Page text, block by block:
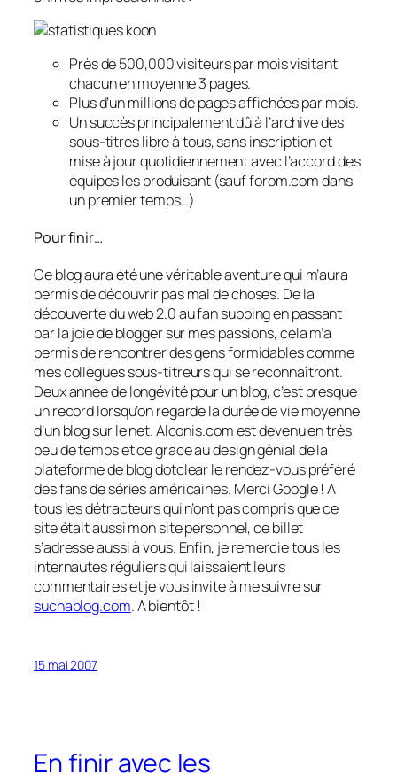
Près de 500,000 visiteurs par mois visitant
chacun en moyenne 3 pages.
Plus d’un millions de pages affichées par mois.
Un succès principalement dû à l’archive des
sous-titres libre à tous, sans inscription et
mise à jour quotidiennement avec l’accord des
équipes les produisant (sauf forom.com dans
un premier temps…)
Pour finir…
Ce blog aura été une véritable aventure qui m’aura
permis de découvrir pas mal de choses. De la
découverte du web 2.0 au fan subbing en passant
par la joie de blogger sur mes passions, cela m’a
permis de rencontrer des gens formidables comme
mes collègues sous-titreurs qui se reconnaîtront.
Deux année de longévité pour un blog, c’est presque
un record lorsqu’on regarde la durée de vie moyenne
d’un blog sur le net. Alconis.com est devenu en très
peu de temps et ce grace au design génial de la
plateforme de blog dotclear le rendez-vous préféré
des fans de séries américaines. Merci Google ! A
tous les détracteurs qui n’ont pas compris que ce
site était aussi mon site personnel, ce billet
s’adresse aussi à vous. Enfin, je remercie tous les
internautes réguliers qui laissaient leurs
commentaires et je vous invite à me suivre sur
suchablog.com. A bientôt !
15 mai 2007
En finir avec les